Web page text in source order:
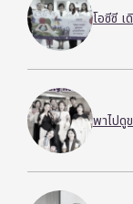
โอซีซี
พาไปดู